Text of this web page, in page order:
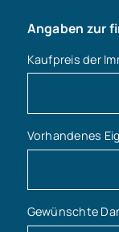
Angaben zur
Kaufpreis der
Vorhandenes
Gewünschte